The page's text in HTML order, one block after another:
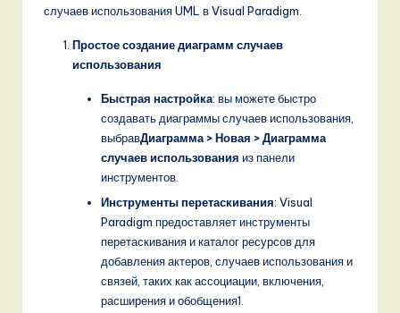
случаев использования UML в Visual Paradigm.
Простое создание диаграмм случаев
использования
Быстрая настройка: вы можете быстро
создавать диаграммы случаев использования,
выбравДиаграмма > Новая > Диаграмма
случаев использования из панели
инструментов.
Инструменты перетаскивания: Visual
Paradigm предоставляет инструменты
перетаскивания и каталог ресурсов для
добавления актеров, случаев использования и
связей, таких как ассоциации, включения,
расширения и обобщения1